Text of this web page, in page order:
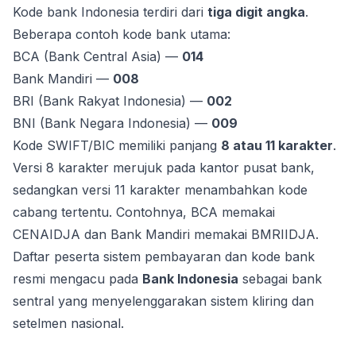
Kode bank Indonesia terdiri dari tiga digit angka.
Beberapa contoh kode bank utama:
BCA (Bank Central Asia) — 014
Bank Mandiri — 008
BRI (Bank Rakyat Indonesia) — 002
BNI (Bank Negara Indonesia) — 009
Kode SWIFT/BIC memiliki panjang 8 atau 11 karakter.
Versi 8 karakter merujuk pada kantor pusat bank,
sedangkan versi 11 karakter menambahkan kode
cabang tertentu. Contohnya, BCA memakai
CENAIDJA dan Bank Mandiri memakai BMRIIDJA.
Daftar peserta sistem pembayaran dan kode bank
resmi mengacu pada Bank Indonesia sebagai bank
sentral yang menyelenggarakan sistem kliring dan
setelmen nasional.